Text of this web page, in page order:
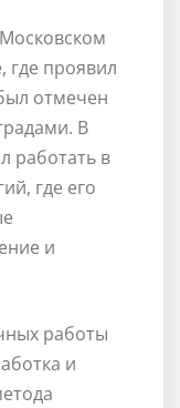
где проявил
отмечен
В
работать в
где его
и
работы
и